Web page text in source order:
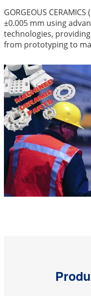
GORGEOUS
±0.005 mm using
technologies,
from prototyping to